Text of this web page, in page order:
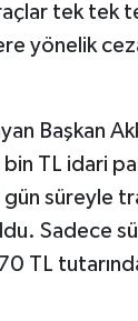
tek
yönelik
Başkan
TL idari
gün süreyle
Sadece
TL